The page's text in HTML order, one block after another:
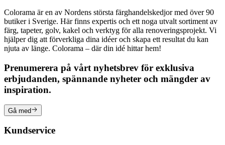
Colorama är en av Nordens största färghandelskedjor med över 90
butiker i Sverige. Här finns expertis och ett noga utvalt sortiment av
färg, tapeter, golv, kakel och verktyg för alla renoveringsprojekt. Vi
hjälper dig att förverkliga dina idéer och skapa ett resultat du kan
njuta av länge. Colorama – där din idé hittar hem!
Prenumerera på vårt nyhetsbrev för exklusiva
erbjudanden, spännande nyheter och mängder av
inspiration.
Gå med
Kundservice